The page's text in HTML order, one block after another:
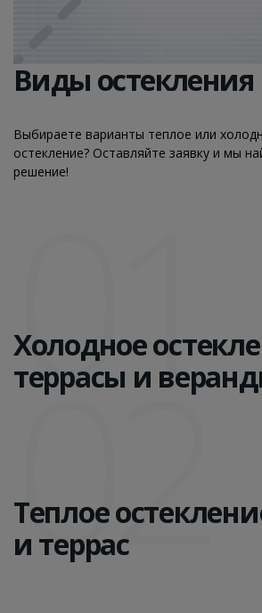
Виды остекления
Выбираете варианты теплое или
остекление? Оставляйте заявку и мы
решение!
Холодное
террасы и
01
Теплое
и террас
02